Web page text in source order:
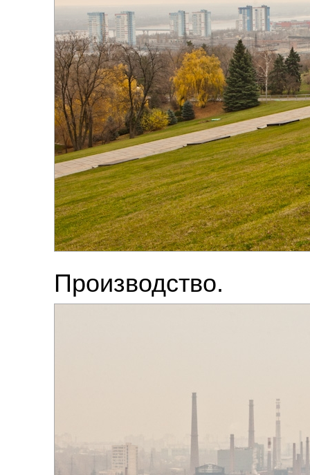
Производство.